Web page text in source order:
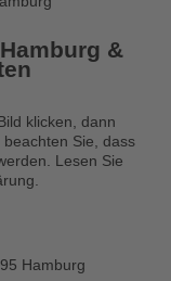
&
klicken, dann
Sie, dass
Lesen Sie
Hamburg